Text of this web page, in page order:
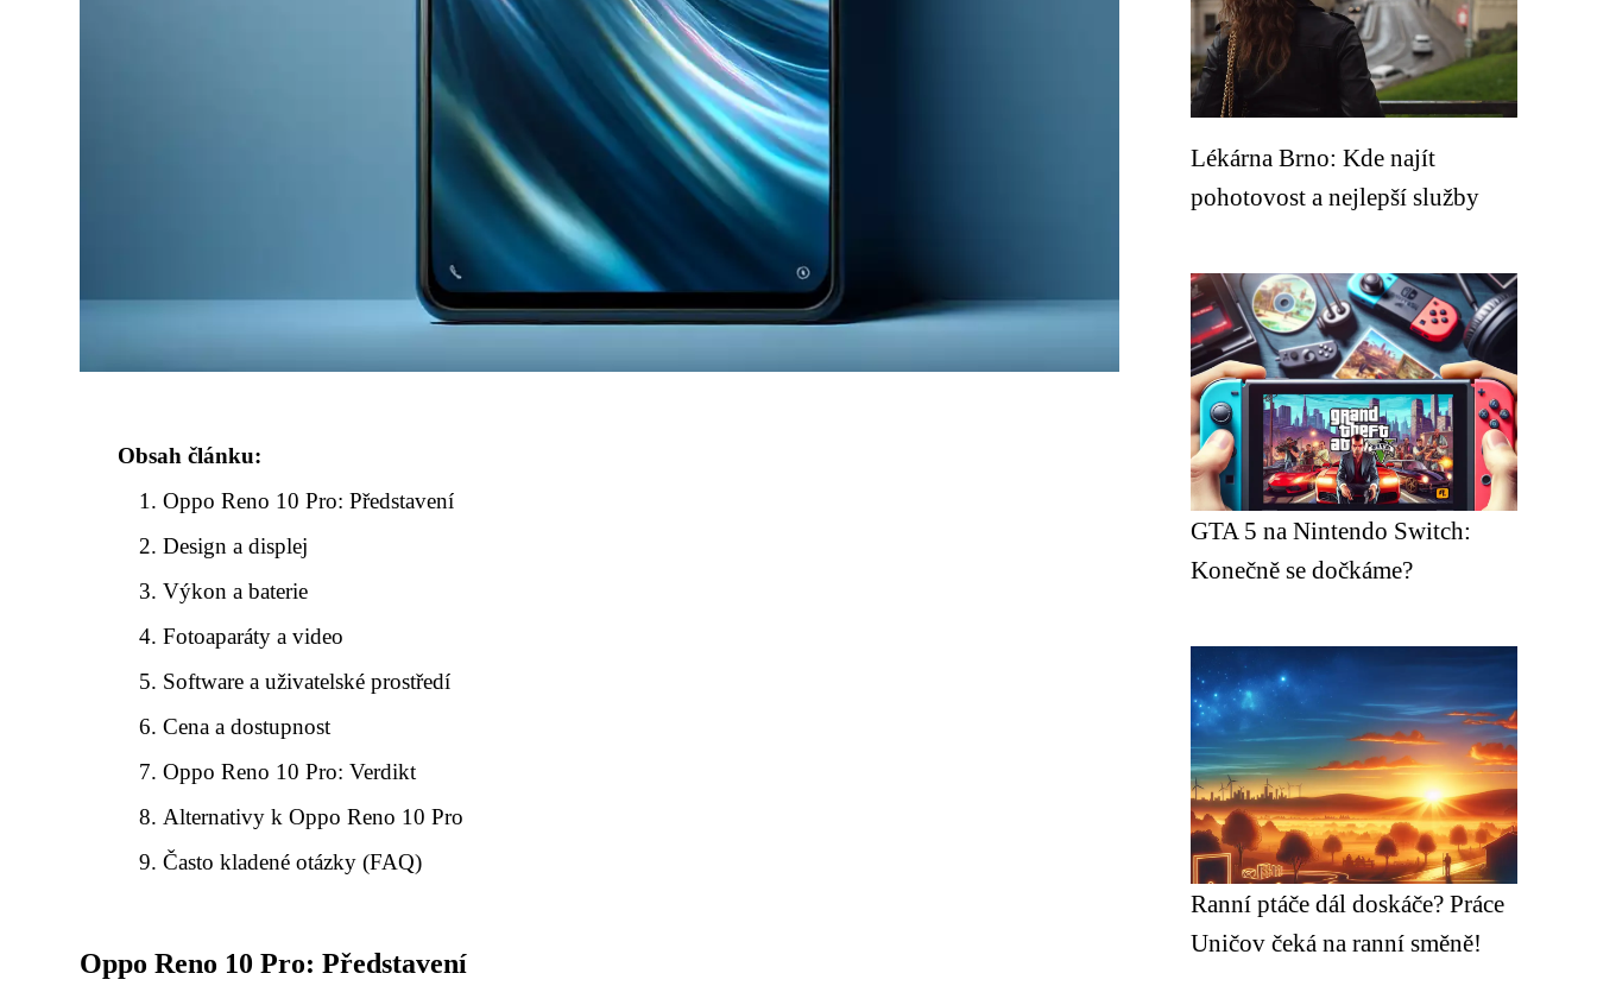
Obsah článku:
Oppo Reno 10 Pro: Představení
Design a displej
Výkon a baterie
Fotoaparáty a video
Software a uživatelské prostředí
Cena a dostupnost
Oppo Reno 10 Pro: Verdikt
Alternativy k Oppo Reno 10 Pro
Často kladené otázky (FAQ)
Oppo Reno 10 Pro: Představení
Lékárna Brno: Kde najít
pohotovost a nejlepší služby
GTA 5 na Nintendo Switch:
Konečně se dočkáme?
Ranní ptáče dál doskáče? Práce
Uničov čeká na ranní směně!